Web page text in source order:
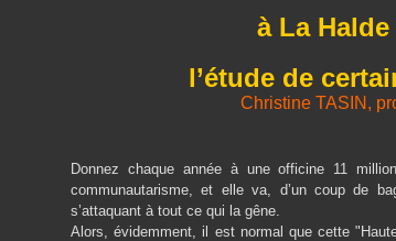
à La Halde
l’étude de
Christine TASIN,
Donnez chaque année à une officine 11
communautarisme, et elle va, d’un coup de
s’attaquant à tout ce qui la gêne.
Alors, évidemment, il est normal que cette